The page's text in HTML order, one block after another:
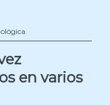
en varios